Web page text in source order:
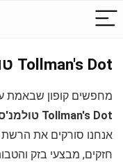
Tollman's Dot טולמנ'ס דוט
מחפשים קופון שבאמת
Tollman's Dot טולמנ'ס דוט טולמנס
אנחנו סורקים את הרשת
חזקים, מבצעי בזק